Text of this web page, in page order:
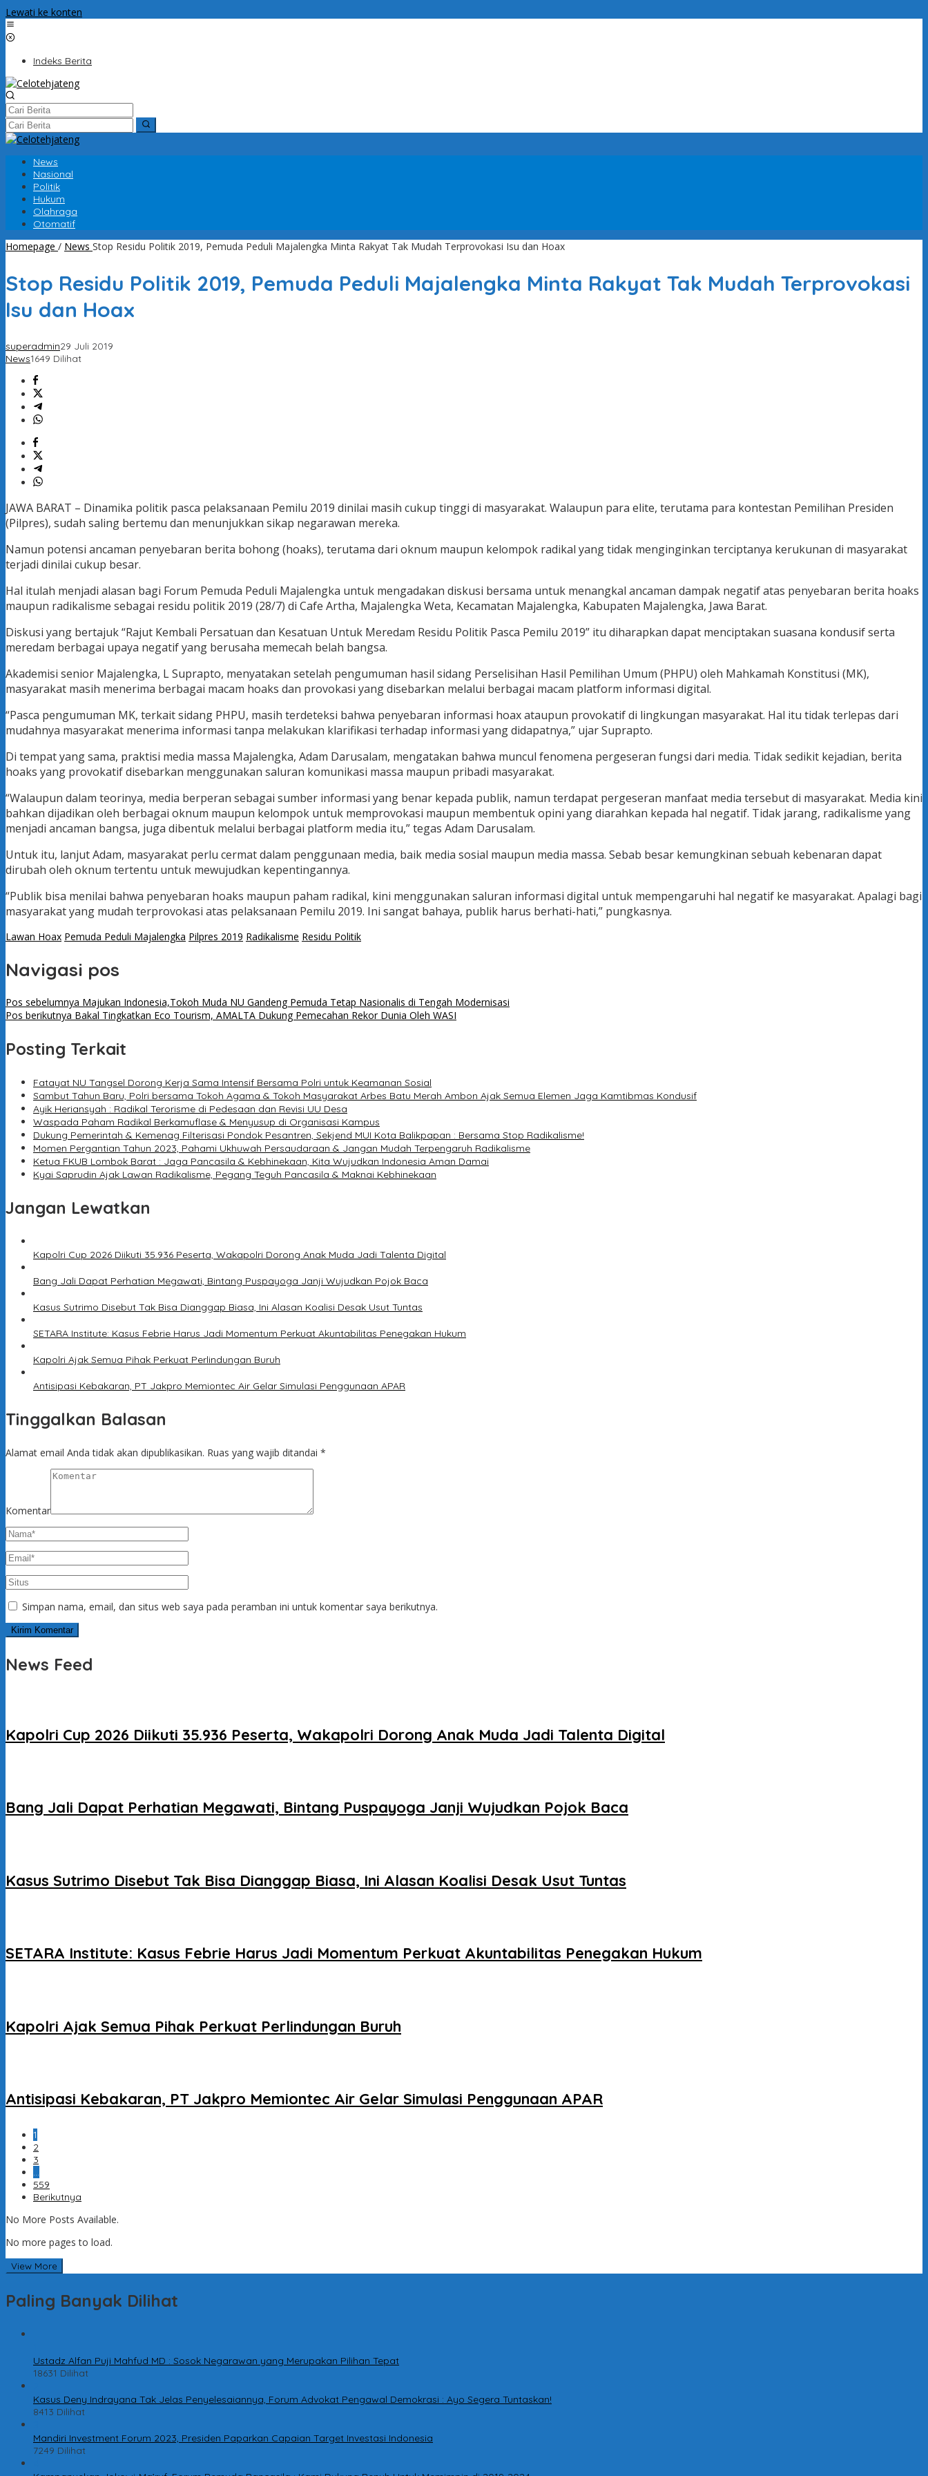
Lewati ke konten
Indeks Berita
News
Nasional
Politik
Hukum
Olahraga
Otomatif
Homepage / News Stop Residu Politik 2019, Pemuda Peduli Majalengka Minta Rakyat Tak Mudah Terprovokasi Isu dan Hoax
Stop Residu Politik 2019, Pemuda Peduli Majalengka Minta Rakyat Tak Mudah Terprovokasi
Isu dan Hoax
superadmin29 Juli 2019
News1649 Dilihat
JAWA BARAT – Dinamika politik pasca pelaksanaan Pemilu 2019 dinilai masih cukup tinggi di masyarakat. Walaupun para elite, terutama para kontestan Pemilihan Presiden
(Pilpres), sudah saling bertemu dan menunjukkan sikap negarawan mereka.
Namun potensi ancaman penyebaran berita bohong (hoaks), terutama dari oknum maupun kelompok radikal yang tidak menginginkan terciptanya kerukunan di masyarakat
terjadi dinilai cukup besar.
Hal itulah menjadi alasan bagi Forum Pemuda Peduli Majalengka untuk mengadakan diskusi bersama untuk menangkal ancaman dampak negatif atas penyebaran berita hoaks
maupun radikalisme sebagai residu politik 2019 (28/7) di Cafe Artha, Majalengka Weta, Kecamatan Majalengka, Kabupaten Majalengka, Jawa Barat.
Diskusi yang bertajuk “Rajut Kembali Persatuan dan Kesatuan Untuk Meredam Residu Politik Pasca Pemilu 2019” itu diharapkan dapat menciptakan suasana kondusif serta
meredam berbagai upaya negatif yang berusaha memecah belah bangsa.
Akademisi senior Majalengka, L Suprapto, menyatakan setelah pengumuman hasil sidang Perselisihan Hasil Pemilihan Umum (PHPU) oleh Mahkamah Konstitusi (MK),
masyarakat masih menerima berbagai macam hoaks dan provokasi yang disebarkan melalui berbagai macam platform informasi digital.
“Pasca pengumuman MK, terkait sidang PHPU, masih terdeteksi bahwa penyebaran informasi hoax ataupun provokatif di lingkungan masyarakat. Hal itu tidak terlepas dari
mudahnya masyarakat menerima informasi tanpa melakukan klarifikasi terhadap informasi yang didapatnya,” ujar Suprapto.
Di tempat yang sama, praktisi media massa Majalengka, Adam Darusalam, mengatakan bahwa muncul fenomena pergeseran fungsi dari media. Tidak sedikit kejadian, berita
hoaks yang provokatif disebarkan menggunakan saluran komunikasi massa maupun pribadi masyarakat.
“Walaupun dalam teorinya, media berperan sebagai sumber informasi yang benar kepada publik, namun terdapat pergeseran manfaat media tersebut di masyarakat. Media kini
bahkan dijadikan oleh berbagai oknum maupun kelompok untuk memprovokasi maupun membentuk opini yang diarahkan kepada hal negatif. Tidak jarang, radikalisme yang
menjadi ancaman bangsa, juga dibentuk melalui berbagai platform media itu,” tegas Adam Darusalam.
Untuk itu, lanjut Adam, masyarakat perlu cermat dalam penggunaan media, baik media sosial maupun media massa. Sebab besar kemungkinan sebuah kebenaran dapat
dirubah oleh oknum tertentu untuk mewujudkan kepentingannya.
“Publik bisa menilai bahwa penyebaran hoaks maupun paham radikal, kini menggunakan saluran informasi digital untuk mempengaruhi hal negatif ke masyarakat. Apalagi bagi
masyarakat yang mudah terprovokasi atas pelaksanaan Pemilu 2019. Ini sangat bahaya, publik harus berhati-hati,” pungkasnya.
Lawan Hoax Pemuda Peduli Majalengka Pilpres 2019 Radikalisme Residu Politik
Navigasi pos
Pos sebelumnya Majukan Indonesia,Tokoh Muda NU Gandeng Pemuda Tetap Nasionalis di Tengah Modernisasi
Pos berikutnya Bakal Tingkatkan Eco Tourism, AMALTA Dukung Pemecahan Rekor Dunia Oleh WASI
Posting Terkait
Fatayat NU Tangsel Dorong Kerja Sama Intensif Bersama Polri untuk Keamanan Sosial
Sambut Tahun Baru, Polri bersama Tokoh Agama & Tokoh Masyarakat Arbes Batu Merah Ambon Ajak Semua Elemen Jaga Kamtibmas Kondusif
Ayik Heriansyah : Radikal Terorisme di Pedesaan dan Revisi UU Desa
Waspada Paham Radikal Berkamuflase & Menyusup di Organisasi Kampus
Dukung Pemerintah & Kemenag Filterisasi Pondok Pesantren, Sekjend MUI Kota Balikpapan : Bersama Stop Radikalisme!
Momen Pergantian Tahun 2023, Pahami Ukhuwah Persaudaraan & Jangan Mudah Terpengaruh Radikalisme
Ketua FKUB Lombok Barat : Jaga Pancasila & Kebhinekaan, Kita Wujudkan Indonesia Aman Damai
Kyai Saprudin Ajak Lawan Radikalisme, Pegang Teguh Pancasila & Maknai Kebhinekaan
Jangan Lewatkan
Kapolri Cup 2026 Diikuti 35.936 Peserta, Wakapolri Dorong Anak Muda Jadi Talenta Digital
Bang Jali Dapat Perhatian Megawati, Bintang Puspayoga Janji Wujudkan Pojok Baca
Kasus Sutrimo Disebut Tak Bisa Dianggap Biasa, Ini Alasan Koalisi Desak Usut Tuntas
SETARA Institute: Kasus Febrie Harus Jadi Momentum Perkuat Akuntabilitas Penegakan Hukum
Kapolri Ajak Semua Pihak Perkuat Perlindungan Buruh
Antisipasi Kebakaran, PT Jakpro Memiontec Air Gelar Simulasi Penggunaan APAR
Tinggalkan Balasan
Alamat email Anda tidak akan dipublikasikan. Ruas yang wajib ditandai *
Komentar
Simpan nama, email, dan situs web saya pada peramban ini untuk komentar saya berikutnya.
News Feed
Kapolri Cup 2026 Diikuti 35.936 Peserta, Wakapolri Dorong Anak Muda Jadi Talenta Digital
Bang Jali Dapat Perhatian Megawati, Bintang Puspayoga Janji Wujudkan Pojok Baca
Kasus Sutrimo Disebut Tak Bisa Dianggap Biasa, Ini Alasan Koalisi Desak Usut Tuntas
SETARA Institute: Kasus Febrie Harus Jadi Momentum Perkuat Akuntabilitas Penegakan Hukum
Kapolri Ajak Semua Pihak Perkuat Perlindungan Buruh
Antisipasi Kebakaran, PT Jakpro Memiontec Air Gelar Simulasi Penggunaan APAR
1
2
3
…
559
Berikutnya
No More Posts Available.
No more pages to load.
View More
Paling Banyak Dilihat
Ustadz Alfan Puji Mahfud MD : Sosok Negarawan yang Merupakan Pilihan Tepat
18631 Dilihat
Kasus Deny Indrayana Tak Jelas Penyelesaiannya, Forum Advokat Pengawal Demokrasi : Ayo Segera Tuntaskan!
8413 Dilihat
Mandiri Investment Forum 2023, Presiden Paparkan Capaian Target Investasi Indonesia
7249 Dilihat